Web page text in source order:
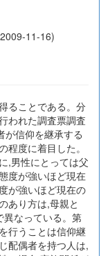
11-16)
ることである。分
われた調査票調査
が信仰を継承する
度に着目した。
,男性にとっては父
度が強いほど現在
が強いほど現在の
あり方は,母親と
異なっている。第
行うことは信仰継
配偶者を持つ人は,